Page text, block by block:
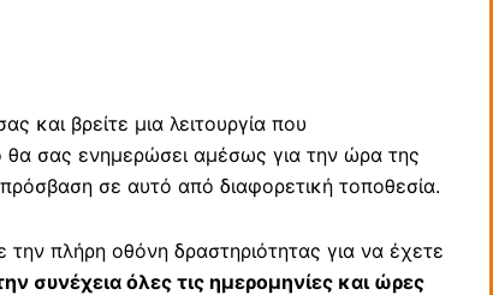
και βρείτε μια λειτουργία που
θα σας ενημερώσει αμέσως για την ώρα της
σε αυτό από διαφορετική τοποθεσία.
πλήρη οθόνη δραστηριότητας για να έχετε
συνέχεια όλες τις ημερομηνίες και ώρες